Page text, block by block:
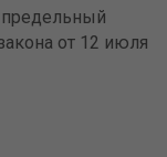
от 12 июля